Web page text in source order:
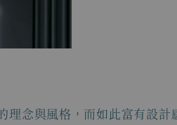
念與風格，而如此富有設